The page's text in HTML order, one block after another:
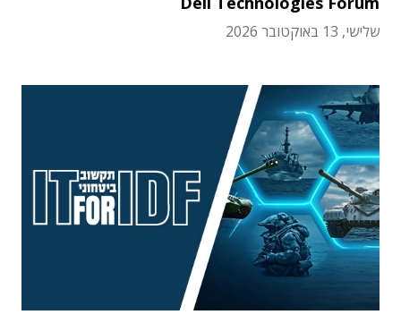
שלישי, 13 באוקטובר 2026